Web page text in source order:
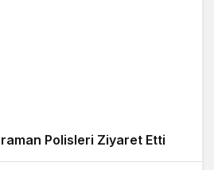
Polisleri Ziyaret Etti